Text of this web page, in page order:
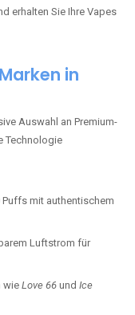
erhalten Sie Ihre Vapes
in
Auswahl an Premium-
Technologie
Puffs mit authentischem
Luftstrom für
wieLove 66 und Ice